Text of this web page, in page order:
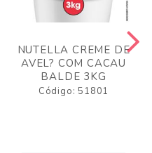
NUTELLA CREME DE
AVEL? COM CACAU
BALDE 3KG
Código: 51801